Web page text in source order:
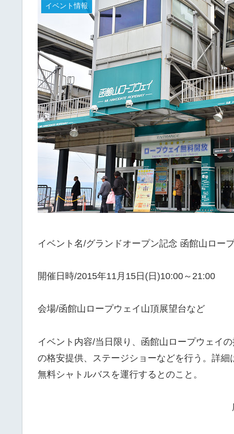
イベント情報
イベント名/グランドオープン記念 函館山ロー
開催日時/2015年11月15日(日)10:00～21:00
会場/函館山ロープウェイ山頂展望台など
イベント内容/当日限り、函館山ロープウェイ
の格安提供、ステージショーなどを行う。詳
無料シャトルバスを運行するとのこと。